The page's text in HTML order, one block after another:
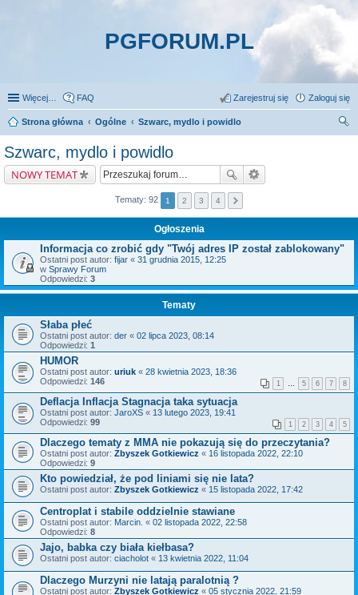
PGFORUM.PL
Więcej… FAQ Zaloguj się
Zarejestruj się
Strona główna Ogólne
Szwarc, mydlo i powidlo
Szwarc, mydlo i powidlo
NOWY TEMAT
Tematy: 92 1 2 3 4
Ogłoszenia
Informacja co zrobić gdy "Twój adres IP został zablokowany"
Ostatni post autor: fijar « 31 grudnia 2015, 12:25
w Sprawy Forum
Odpowiedzi: 3
Tematy
Słaba płeć
Ostatni post autor: der « 02 lipca 2023, 08:14
Odpowiedzi: 1
HUMOR
Ostatni post autor: uriuk « 28 kwietnia 2023, 18:36
Odpowiedzi: 146 1 … 5 6 7 8
Deflacja Inflacja Stagnacja taka sytuacja
Ostatni post autor: JaroXS « 13 lutego 2023, 19:41
Odpowiedzi: 99 1 2 3 4 5
Dlaczego tematy z MMA nie pokazują się do przeczytania?
Ostatni post autor: Zbyszek Gotkiewicz « 16 listopada 2022, 22:10
Odpowiedzi: 9
Kto powiedział, że pod liniami się nie lata?
Ostatni post autor: Zbyszek Gotkiewicz « 15 listopada 2022, 17:42
Centroplat i stabile oddzielnie stawiane
Ostatni post autor: Marcin. « 02 listopada 2022, 22:58
Odpowiedzi: 8
Jajo, babka czy biała kiełbasa?
Ostatni post autor: ciacholot « 13 kwietnia 2022, 11:04
Dlaczego Murzyni nie latają paralotnią ?
Ostatni post autor: Zbyszek Gotkiewicz « 05 stycznia 2022, 21:59